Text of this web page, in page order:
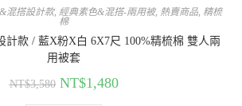
混搭設計款, 經典素色&混搭-兩用被, 熱賣商品, 精梳
棉
計款 / 藍X粉X白 6X7尺 100%精梳棉 雙人兩
用被套
NT$3,580 NT$1,480